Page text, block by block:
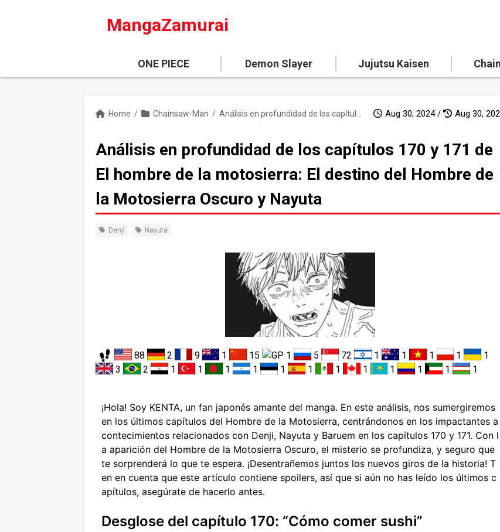
MangaZamurai
ONE PIECE Demon Slayer Jujutsu Kaisen
Home / Chainsaw-Man / Aug 30, 2024 / Aug 30,
Análisis en profundidad de los capítulos 170 y 171 de
El hombre de la motosierra: El destino del Hombre de
la Motosierra Oscuro y Nayuta
Denji Nayuta
88 2 9 1 15 1 5 72 1 1 1 1
1
3
2 1 1 1 1 1 1 1 1 1 1 1 1
¡Hola! Soy KENTA, un fan japonés amante del manga. En este análisis, nos sumergiremos
en los últimos capítulos del Hombre de la Motosierra, centrándonos en los impactantes a
contecimientos relacionados con Denji, Nayuta y Baruem en los capítulos 170 y 171. Con l
a aparición del Hombre de la Motosierra Oscuro, el misterio se profundiza, y seguro que
te sorprenderá lo que te espera. ¡Desentrañemos juntos los nuevos giros de la historia! T
en en cuenta que este artículo contiene spoilers, así que si aún no has leído los últimos c
apítulos, asegúrate de hacerlo antes.
Desglose del capítulo 170: “Cómo comer sushi”